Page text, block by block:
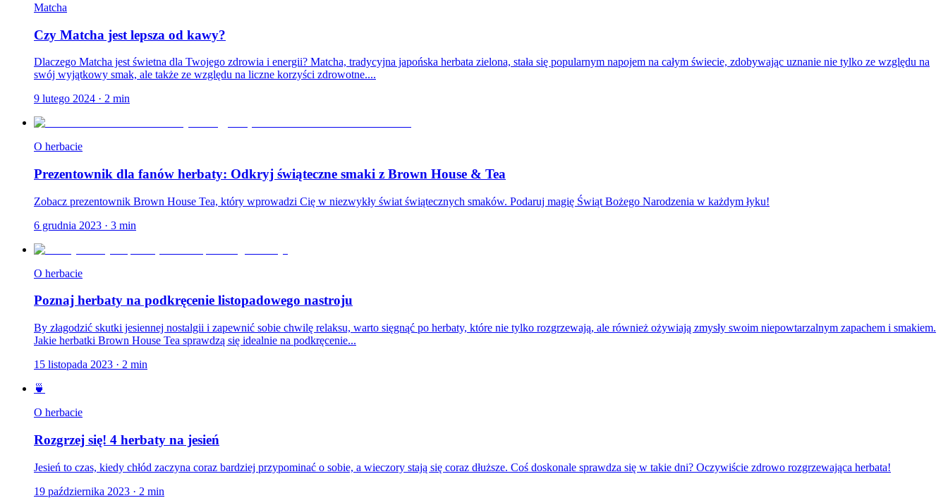
Matcha
Czy Matcha jest lepsza od kawy?
Dlaczego Matcha jest świetna dla Twojego zdrowia i energii? Matcha, tradycyjna japońska herbata zielona, stała się popularnym napojem na całym świecie, zdobywając uznanie nie tylko ze względu na
swój wyjątkowy smak, ale także ze względu na liczne korzyści zdrowotne....
9 lutego 2024 · 2 min
O herbacie
Prezentownik dla fanów herbaty: Odkryj świąteczne smaki z Brown House & Tea
Zobacz prezentownik Brown House Tea, który wprowadzi Cię w niezwykły świat świątecznych smaków. Podaruj magię Świąt Bożego Narodzenia w każdym łyku!
6 grudnia 2023 · 3 min
O herbacie
Poznaj herbaty na podkręcenie listopadowego nastroju
By złagodzić skutki jesiennej nostalgii i zapewnić sobie chwilę relaksu, warto sięgnąć po herbaty, które nie tylko rozgrzewają, ale również ożywiają zmysły swoim niepowtarzalnym zapachem i smakiem.
Jakie herbatki Brown House Tea sprawdzą się idealnie na podkręcenie...
15 listopada 2023 · 2 min
🍵
O herbacie
Rozgrzej się! 4 herbaty na jesień
Jesień to czas, kiedy chłód zaczyna coraz bardziej przypominać o sobie, a wieczory stają się coraz dłuższe. Coś doskonale sprawdza się w takie dni? Oczywiście zdrowo rozgrzewająca herbata!
19 października 2023 · 2 min